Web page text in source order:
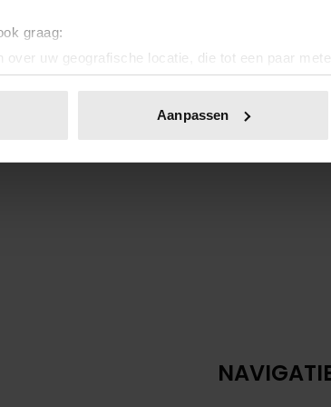
graag:
over uw geografische locatie, die tot een paar
door het actief te scannen op specifieke
of intrekken in de Cookieverklaring.
Aanpassen